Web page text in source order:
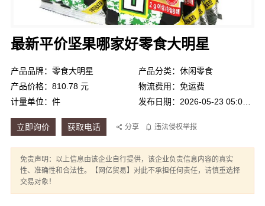
最新平价坚果哪家好零食大明星
产品品牌：零食大明星
产品分类：休闲零食
产品价格：810.78 元
物流费用：免运费
计量单位：件
立即询价 获取电话 分享 违法侵权举报
免责声明：以上信息由该企业自行提供，该企业负责信息内容的真实
性、准确性和合法性。【网亿贸易】对此不承担任何责任，请慎重选择
交易对象！